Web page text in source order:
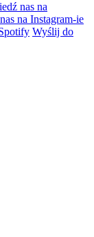
nas na
na Instagram-ie
Wyślij do